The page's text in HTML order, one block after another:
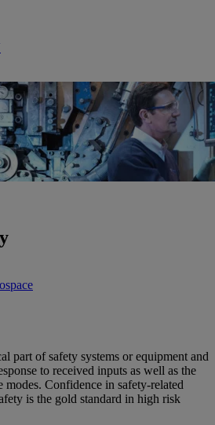
part of safety systems or equipment and
to received inputs as well as the
modes. Confidence in safety-related
is the gold standard in high risk